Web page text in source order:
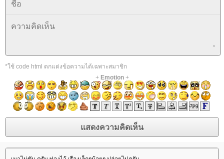
*ใช้ code html ตกแต่งข้อความได้เฉพาะสมาชิก
+ Emotion+